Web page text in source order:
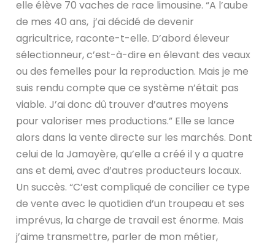
elle élève 70 vaches de race limousine. “A l’aube
de mes 40 ans, j’ai décidé de devenir
agricultrice, raconte-t-elle. D’abord éleveur
sélectionneur, c’est-à-dire en élevant des veaux
ou des femelles pour la reproduction. Mais je me
suis rendu compte que ce système n’était pas
viable. J’ai donc dû trouver d’autres moyens
pour valoriser mes productions.” Elle se lance
alors dans la vente directe sur les marchés. Dont
celui de la Jamayère, qu’elle a créé il y a quatre
ans et demi, avec d’autres producteurs locaux.
Un succès. “C’est compliqué de concilier ce type
de vente avec le quotidien d’un troupeau et ses
imprévus, la charge de travail est énorme. Mais
j’aime transmettre, parler de mon métier,